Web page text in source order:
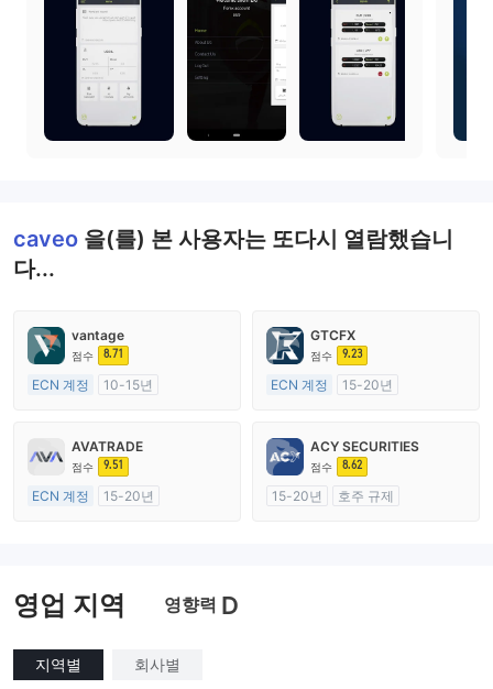
caveo 을(를) 본 사용자는 또다시 열람했습니
다...
vantage
점수 8.71
ECN 계정
10-15년
마스터 레이블 MT4
GTCFX
점수 9.23
ECN 계정
15-20년
외환 거래 라이선스 (MM)
마스터 레이블 MT4
AVATRADE
점수 9.51
ECN 계정
15-20년
ACY SECURITIES
점수 8.62
15-20년
호주 규제
영업 지역 영향력 D
지역별 회사별